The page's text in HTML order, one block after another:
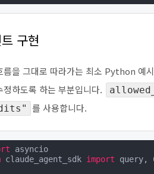
구현
름을 그대로 따라가는 최소 Python 예
정하도록 하는 부분입니다.
를 사용합니다.
claude_agent_sdk import query,